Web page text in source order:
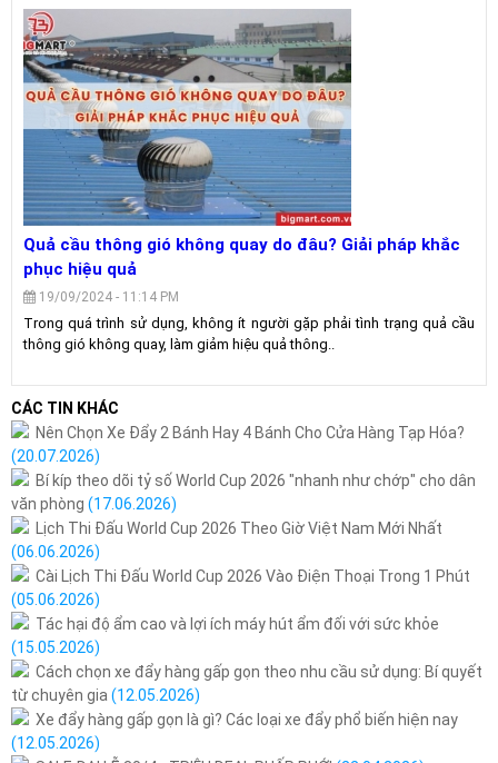
Quả cầu thông gió không quay do đâu? Giải pháp khắc
phục hiệu quả
19/09/2024 - 11:14 PM
Trong quá trình sử dụng, không ít người gặp phải tình trạng quả cầu
thông gió không quay, làm giảm hiệu quả thông..
CÁC TIN KHÁC
Nên Chọn Xe Đẩy 2 Bánh Hay 4 Bánh Cho Cửa Hàng Tạp Hóa?
(20.07.2026)
Bí kíp theo dõi tỷ số World Cup 2026 "nhanh như chớp" cho dân
văn phòng (17.06.2026)
Lịch Thi Đấu World Cup 2026 Theo Giờ Việt Nam Mới Nhất
(06.06.2026)
Cài Lịch Thi Đấu World Cup 2026 Vào Điện Thoại Trong 1 Phút
(05.06.2026)
Tác hại độ ẩm cao và lợi ích máy hút ẩm đối với sức khỏe
(15.05.2026)
Cách chọn xe đẩy hàng gấp gọn theo nhu cầu sử dụng: Bí quyết
từ chuyên gia(12.05.2026)
Xe đẩy hàng gấp gọn là gì? Các loại xe đẩy phổ biến hiện nay
(12.05.2026)